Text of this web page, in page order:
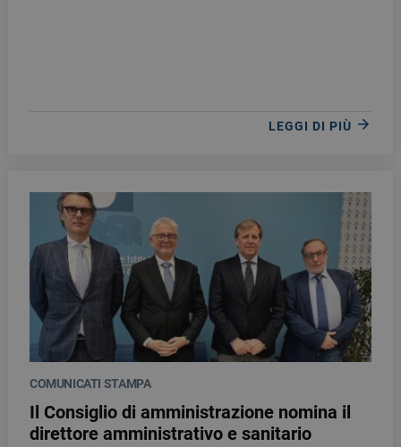
LEGGI DI PIÙ
COMUNICATI STAMPA
Il Consiglio di amministrazione nomina il
direttore amministrativo e sanitario